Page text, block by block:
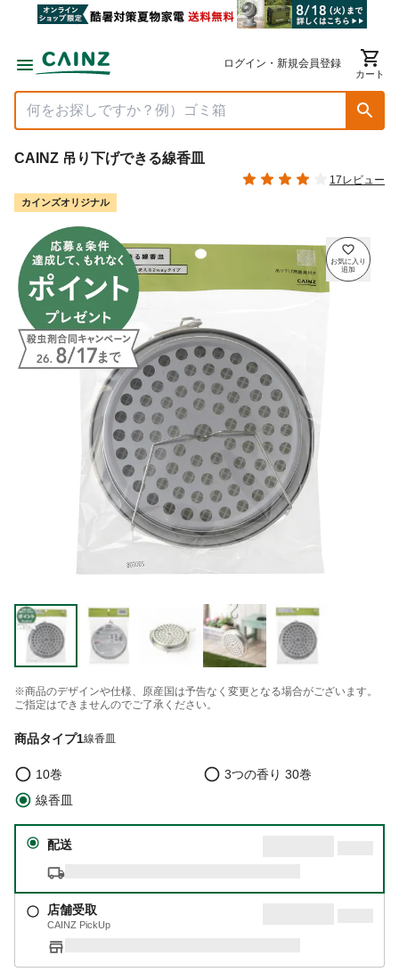
ログイン・新規会員登録
カート
CAINZ 吊り下げできる線香皿
17レビュー
カインズオリジナル
※商品のデザインや仕様、原産国は予告なく変更となる場合がございます。
ご指定はできませんのでご了承ください。
商品タイプ1線香皿
10巻
3つの香り 30巻
線香皿
配送
店舗受取
CAINZ PickUp